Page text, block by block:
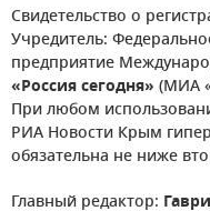
Свидетельство о
Учредитель:
предприятие
«Россия сегодня» (МИА
При любом
РИА Новости Крым
обязательна не ниже
Главный редактор: